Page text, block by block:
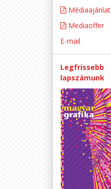
Médiaajánlat
Mediaoffer
E-mail
Legfrissebb
lapszámunk